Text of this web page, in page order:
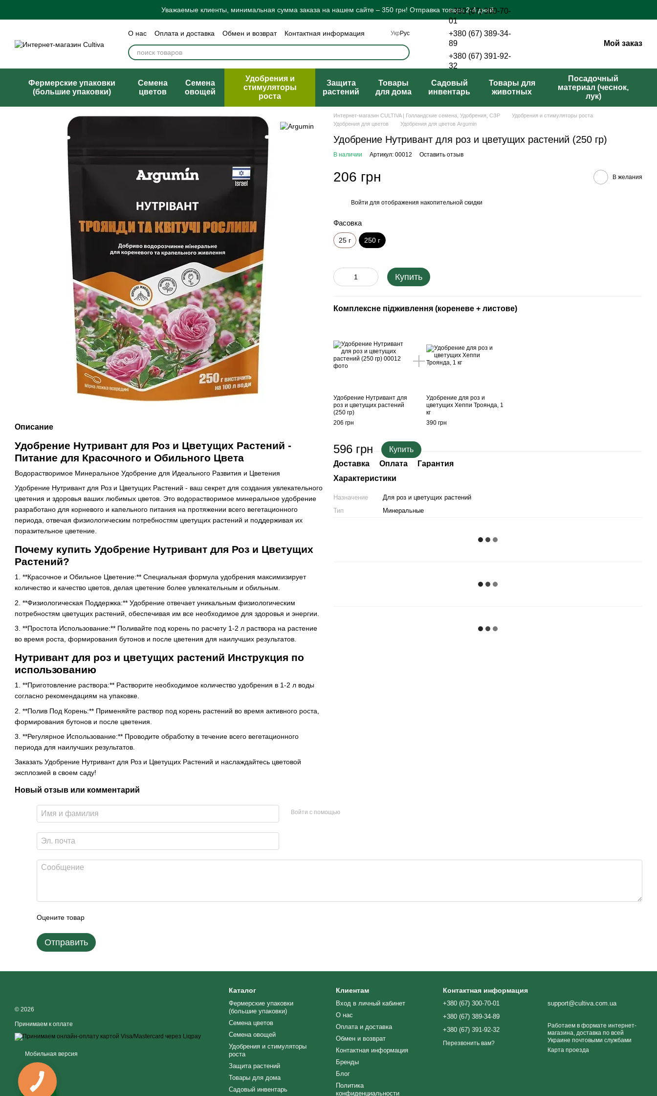
Уважаемые клиенты, минимальная сумма заказа на нашем сайте – 350 грн! Отправка товара 2-4 дней.
О нас Оплата и доставка Обмен и возврат
Контактная информация
Бренды
Блог Политика конфиденциальности
Отзывы о магазине
Договор публичной оферты
Укр Рус
+380 (67) 300-70-
01
+380 (67) 389-34-
89
+380 (67) 391-92-
32
Мой заказ
Фермерские упаковки
(большие упаковки)
Семена
цветов
Семена
овощей
Удобрения и
стимуляторы
роста
Защита
растений
Товары
для дома
Cадовый
инвентарь
Товары для
животных
Посадочный
материал (чеснок,
лук)
Описание
Удобрение Нутривант для Роз и Цветущих Растений -
Питание для Красочного и Обильного Цвета
Водорастворимое Минеральное Удобрение для Идеального Развития и Цветения
Удобрение Нутривант для Роз и Цветущих Растений - ваш секрет для создания увлекательного
цветения и здоровья ваших любимых цветов. Это водорастворимое минеральное удобрение
разработано для корневого и капельного питания на протяжении всего вегетационного
периода, отвечая физиологическим потребностям цветущих растений и поддерживая их
поразительное цветение.
Почему купить Удобрение Нутривант для Роз и Цветущих
Растений?
1. **Красочное и Обильное Цветение:** Специальная формула удобрения максимизирует
количество и качество цветов, делая цветение более увлекательным и обильным.
2. **Физиологическая Поддержка:** Удобрение отвечает уникальным физиологическим
потребностям цветущих растений, обеспечивая им все необходимое для здоровья и энергии.
3. **Простота Использование:** Поливайте под корень по расчету 1-2 л раствора на растение
во время роста, формирования бутонов и после цветения для наилучших результатов.
Нутривант для роз и цветущих растений Инструкция по
использованию
1. **Приготовление раствора:** Растворите необходимое количество удобрения в 1-2 л воды
согласно рекомендациям на упаковке.
2. **Полив Под Корень:** Применяйте раствор под корень растений во время активного роста,
формирования бутонов и после цветения.
3. **Регулярное Использование:** Проводите обработку в течение всего вегетационного
периода для наилучших результатов.
Заказать Удобрение Нутривант для Роз и Цветущих Растений и наслаждайтесь цветовой
эксплозией в своем саду!
Интернет-магазин CULTIVA | Голландские семена, Удобрения, СЗР
Удобрения и стимуляторы роста
Удобрения для цветов
Удобрения для цветов Argumin
Удобрение Нутривант для роз и цветущих растений (250 гр)
В наличии Артикул: 00012 Оставить отзыв
206 грн В желания
Войти для отображения накопительной скидки
Фасовка
25 г 250 г
Купить
Комплексне підживлення (кореневе + листове)
Удобрение Нутривант для
роз и цветущих растений
(250 гр)
206 грн
Удобрение для роз и
цветущих Хеппи Троянда, 1
кг
390 грн
596 грн
Купить
Доставка
Оплата
Гарантия
Характеристики
Назначение
Для роз и цветущих растений
Тип
Минеральные
Новый отзыв или комментарий
Войти с помощью
Оцените товар
Отправить
© 2026
Принимаем к оплате
Мобильная версия
Каталог
Фермерские упаковки
(большие упаковки)
Семена цветов
Семена овощей
Удобрения и стимуляторы
роста
Защита растений
Товары для дома
Cадовый инвентарь
Клиентам
Вход в личный кабинет
О нас
Оплата и доставка
Обмен и возврат
Контактная информация
Бренды
Блог
Политика
конфиденциальности
Контактная информация
+380 (67) 300-70-01
+380 (67) 389-34-89
+380 (67) 391-92-32
Перезвонить вам?
support@cultiva.com.ua
Работаем в формате интернет-
магазина, доставка по всей
Украине почтовыми службами
Карта проезда